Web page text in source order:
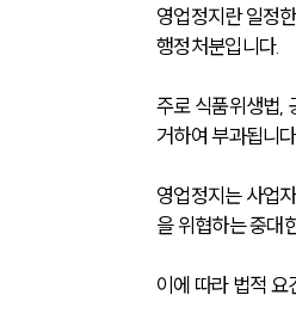
영업정지란 일정
행정처분입니다.
주로 식품위생법,
거하여 부과됩니
영업정지는 사업
을 위협하는 중대
이에 따라 법적